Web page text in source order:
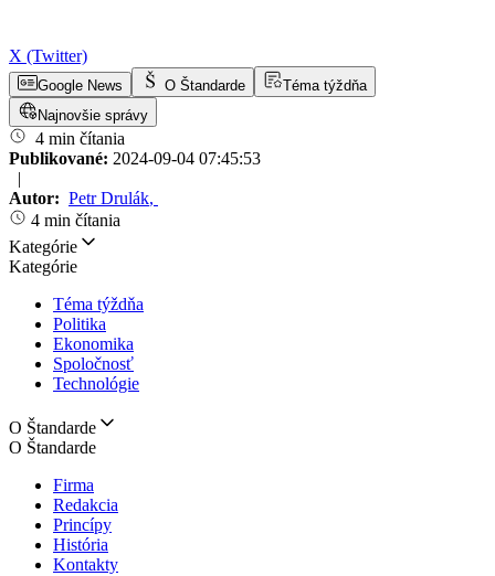
X (Twitter)
Google News O Štandarde
Téma týždňa
Najnovšie správy
4 min čítania
Publikované: 2024-09-04 07:45:53
|
Autor: Petr Drulák,
4 min čítania
Kategórie
Kategórie
Téma týždňa
Politika
Ekonomika
Spoločnosť
Technológie
O Štandarde
O Štandarde
Firma
Redakcia
Princípy
História
Kontakty